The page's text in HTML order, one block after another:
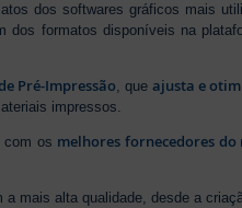
dos softwares gráficos mais
dos formatos disponíveis na
Pré-Impressão, queajusta e
impressos.
com os melhores fornecedores do
mais alta qualidade, desde a